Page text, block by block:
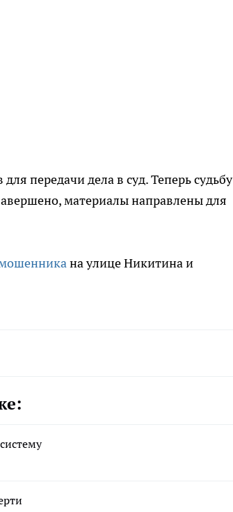
передачи дела в суд. Теперь судьбу
материалы направлены для
на улице Никитина и